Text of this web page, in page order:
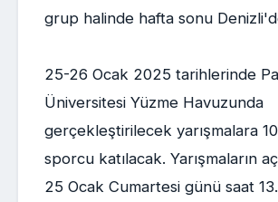
grup halinde hafta sonu
25-26 Ocak 2025 tarihlerinde
Üniversitesi Yüzme Havuzunda
gerçekleştirilecek yarışmalara
sporcu katılacak. Yarışmaların
25 Ocak Cumartesi günü saat